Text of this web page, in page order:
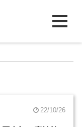
22/10/26